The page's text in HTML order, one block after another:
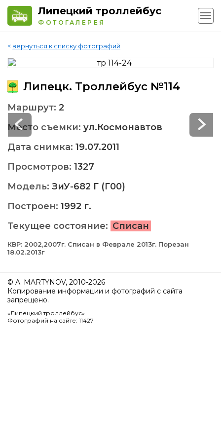
Липецкий троллейбус
ФОТОГАЛЕРЕЯ
< вернуться к списку фотографий
Липецк. Троллейбус №114
Маршрут: 2
Место съемки: ул.Космонавтов
Дата снимка: 19.07.2011
Просмотров: 1327
Модель: ЗиУ-682 Г (Г00)
Построен: 1992 г.
Текущее состояние: Списан
КВР: 2002,2007г. Списан в Феврале 2013г. Порезан
18.02.2013г
© A. MARTYNOV, 2010-2026
Копирование информации и фотографий с сайта
запрещено.
«Липецкий троллейбус»
Фотографий на сайте: 11427